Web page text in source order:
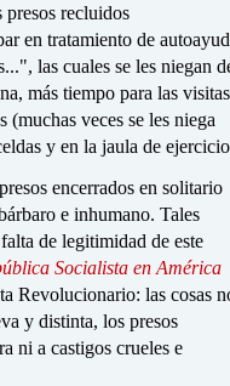
recluidos
en tratamiento de
las cuales se les niegan
más tiempo para las
(muchas veces se les niega
y en la jaula de
encerrados en solitario
e inhumano. Tales
de legitimidad de este
Socialista en América
Revolucionario: las cosas
y distinta, los presos
ni a castigos crueles e